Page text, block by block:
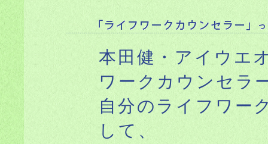
本田健・アイウエ
ワークカウンセラ
自分のライフワー
して、